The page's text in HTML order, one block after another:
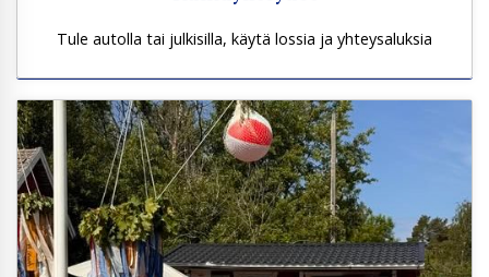
Tule autolla tai julkisilla, käytä lossia ja yhteysaluksia